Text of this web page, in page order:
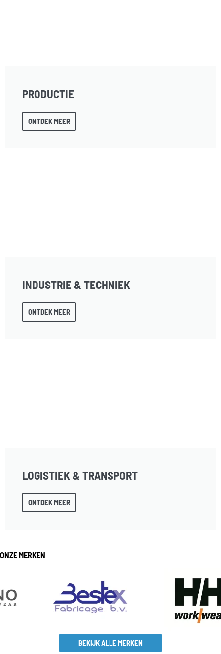
PRODUCTIE
ONTDEK MEER
INDUSTRIE & TECHNIEK
ONTDEK MEER
LOGISTIEK & TRANSPORT
ONTDEK MEER
ONZE MERKEN
BEKIJK ALLE MERKEN